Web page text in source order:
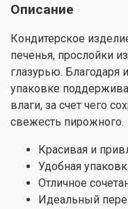
Описание
Кондитерское
печенья, прослойки
глазурью. Благодаря
упаковке
влаги, за счет чего
свежесть пирожного.
Красивая и
Удобная
Отличное
Идеальный